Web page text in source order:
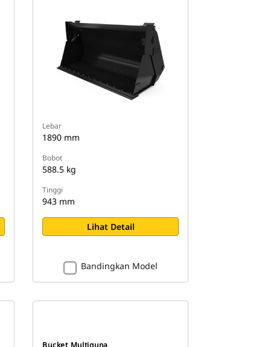
Lebar
1890 mm
Bobot
588.5 kg
Tinggi
943 mm
Lihat Detail
Bandingkan Model